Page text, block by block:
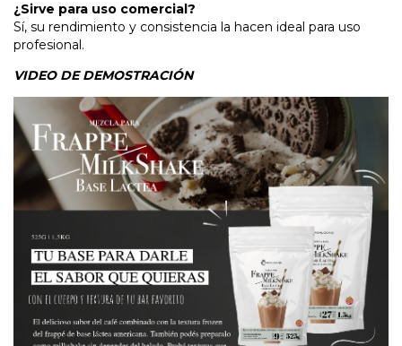
¿Sirve para uso comercial?
Sí, su rendimiento y consistencia la hacen ideal para uso
profesional.
VIDEO DE DEMOSTRACIÓN